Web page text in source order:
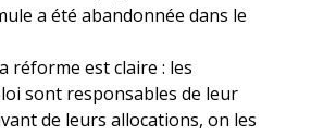
a été abandonnée dans le
réforme est claire : les
sont responsables de leur
de leurs allocations, on les